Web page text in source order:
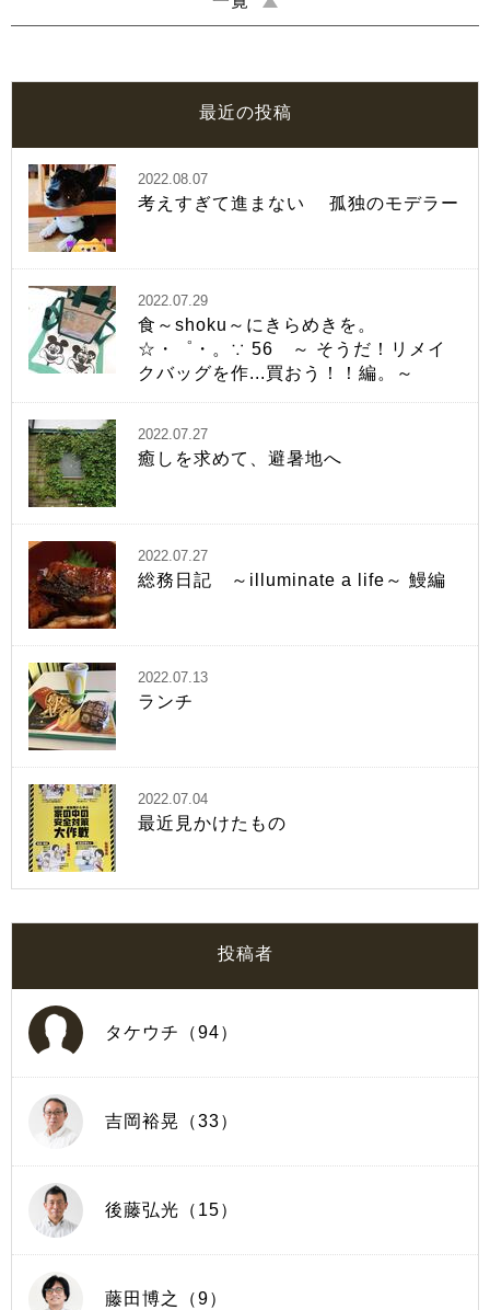
最近の投稿
2022.08.07
考えすぎて進まない 孤独のモデラー
2022.07.29
食～shoku～にきらめきを。
☆・゜・。∵ 56 ～ そうだ！リメイ
クバッグを作...買おう！！編。～
2022.07.27
癒しを求めて、避暑地へ
2022.07.27
総務日記 ～illuminate a life～ 鰻編
2022.07.13
ランチ
2022.07.04
最近見かけたもの
投稿者
タケウチ（94）
吉岡裕晃（33）
後藤弘光（15）
藤田博之（9）